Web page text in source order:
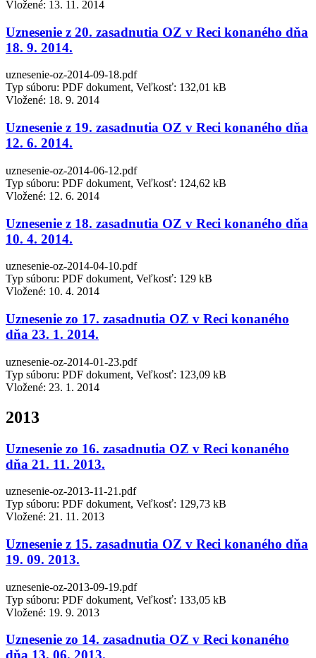
Vložené: 13. 11. 2014
Uznesenie z 20. zasadnutia OZ v Reci konaného dňa
18. 9. 2014.
uznesenie-oz-2014-09-18.pdf
Typ súboru: PDF dokument, Veľkosť: 132,01 kB
Vložené: 18. 9. 2014
Uznesenie z 19. zasadnutia OZ v Reci konaného dňa
12. 6. 2014.
uznesenie-oz-2014-06-12.pdf
Typ súboru: PDF dokument, Veľkosť: 124,62 kB
Vložené: 12. 6. 2014
Uznesenie z 18. zasadnutia OZ v Reci konaného dňa
10. 4. 2014.
uznesenie-oz-2014-04-10.pdf
Typ súboru: PDF dokument, Veľkosť: 129 kB
Vložené: 10. 4. 2014
Uznesenie zo 17. zasadnutia OZ v Reci konaného
dňa 23. 1. 2014.
uznesenie-oz-2014-01-23.pdf
Typ súboru: PDF dokument, Veľkosť: 123,09 kB
Vložené: 23. 1. 2014
2013
Uznesenie zo 16. zasadnutia OZ v Reci konaného
dňa 21. 11. 2013.
uznesenie-oz-2013-11-21.pdf
Typ súboru: PDF dokument, Veľkosť: 129,73 kB
Vložené: 21. 11. 2013
Uznesenie z 15. zasadnutia OZ v Reci konaného dňa
19. 09. 2013.
uznesenie-oz-2013-09-19.pdf
Typ súboru: PDF dokument, Veľkosť: 133,05 kB
Vložené: 19. 9. 2013
Uznesenie zo 14. zasadnutia OZ v Reci konaného